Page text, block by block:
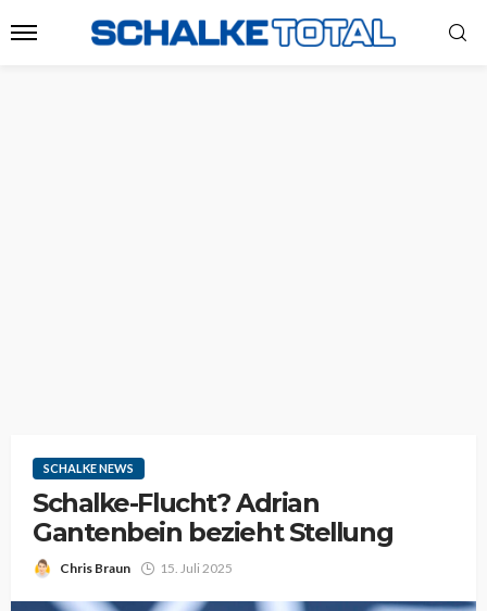
SCHALKE NEWS
Schalke-Flucht? Adrian
Gantenbein bezieht Stellung
Chris Braun 15. Juli 2025